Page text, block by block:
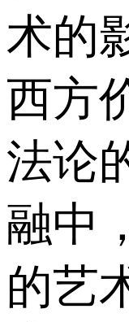
术的
西方
法论
融中
的艺